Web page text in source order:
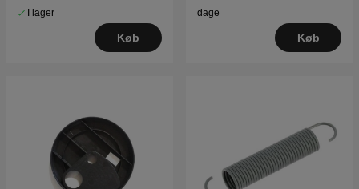
I lager
Køb
dage
Køb